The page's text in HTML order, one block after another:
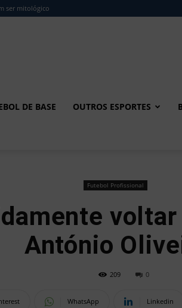
ser mitológico
DE BASE OUTROS ESPORTES
Futebol Profissional
António
209 0
WhatsApp Linkedin